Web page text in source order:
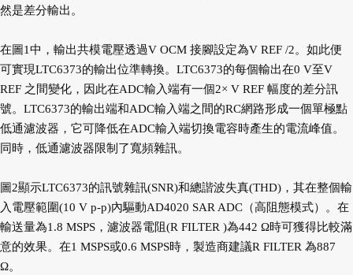
然是差分輸出。
在圖1中，輸出共模電壓透過V OCM 接腳設定為V REF /2。如此便
可實現LTC6373的輸出位準轉換。LTC6373的每個輸出在0 V至V
REF 之間變化，因此在ADC輸入端有一個2× V REF 幅度的差分訊
號。LTC6373的輸出端和ADC輸入端之間的RC網路形成一個單極點
低通濾波器，它可降低在ADC輸入端切換電容時產生的電流峰值。
同時，低通濾波器限制了寬頻雜訊。
圖2顯示LTC6373的訊號雜訊(SNR)和總諧波失真(THD)，其在整個輸
入電壓範圍(10 V p-p)內驅動AD4020 SAR ADC（高阻態模式）。在
輸送量為1.8 MSPS，濾波器電阻(R FILTER )為442 Ω時可獲得比較滿
意的效果。在1 MSPS或0.6 MSPS時，製造商建議R FILTER 為887
Ω。